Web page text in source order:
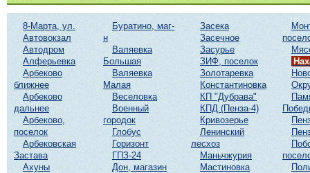
8-Марта, ул.
Автовокзал
Автодром
Алферьевка
Арбеково
ближнее
Арбеково
дальнее
Арбеково,
поселок
Арбековская
Застава
Ахуны
Буратино, маг-
н
Валяевка
Большая
Валяевка
Малая
Веселовка
Военный
городок
Глобус
Горизонт
ГПЗ-24
Дон, магазин
Засека
Засечное
Засурье
ЗИФ, поселок
Золотаревка
Константиновка
КП "Дубрава"
КПД (Пенза-4)
Кривозерье
Ленинский
лесхоз
Маньчжурия
Мастиновка